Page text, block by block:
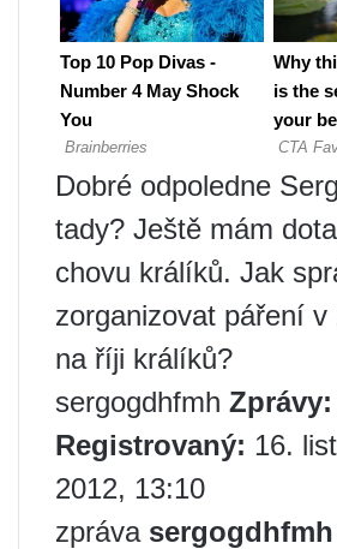
Dobré odpoledne
tady? Ještě mám
chovu králíků. Jak
zorganizovat páření v
na říji králíků?
sergogdhfmh Zprávy:
Registrovaný: 16.
2012, 13:10
zpráva sergogdhfmh